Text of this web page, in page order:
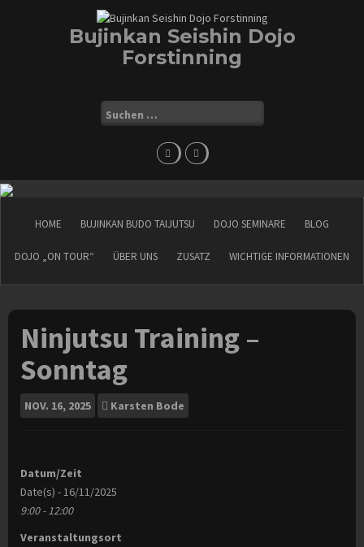
Bujinkan Seishin Dojo
Forstinning
Suchen
nach:
HOME BUJINKAN BUDO TAIJUTSU DOJO SEMINARE BLOG
DOJO „ON TOUR“ ÜBER UNS ZUSATZ WICHTIGE INFORMATIONEN
Ninjutsu Training –
Sonntag
NOV. 16, 2025 Karsten Bode
Datum/Zeit
Date(s) - 16/11/2025
9:00 - 12:00
Veranstaltungsort